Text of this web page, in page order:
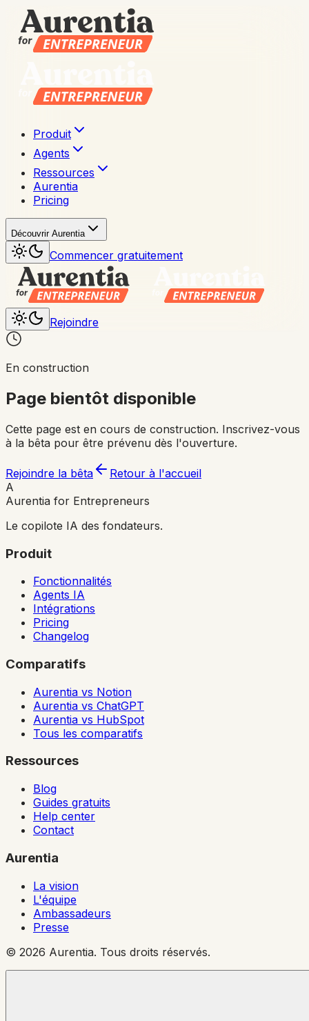
Produit
Agents
Ressources
Aurentia
Pricing
Découvrir Aurentia
Commencer gratuitement
Rejoindre
En construction
Page bientôt disponible
Cette page est en cours de construction. Inscrivez-vous
à la bêta pour être prévenu dès l'ouverture.
Rejoindre la bêta
Retour à l'accueil
A
Aurentia for Entrepreneurs
Le copilote IA des fondateurs.
Produit
Fonctionnalités
Agents IA
Intégrations
Pricing
Changelog
Comparatifs
Aurentia vs Notion
Aurentia vs ChatGPT
Aurentia vs HubSpot
Tous les comparatifs
Ressources
Blog
Guides gratuits
Help center
Contact
Aurentia
La vision
L'équipe
Ambassadeurs
Presse
© 2026 Aurentia. Tous droits réservés.